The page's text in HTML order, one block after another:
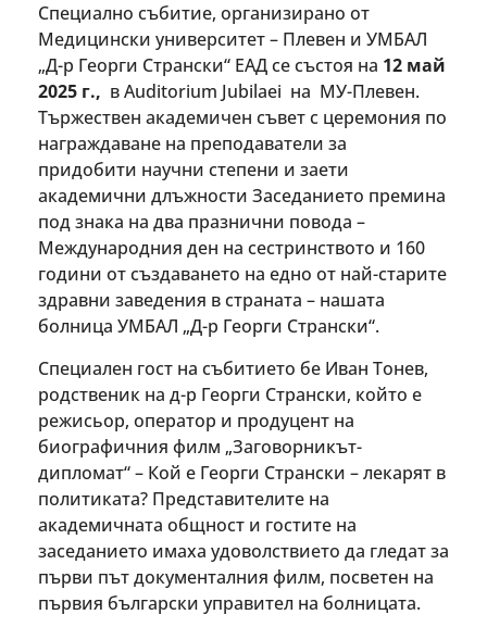
Специално събитие, организирано от
Медицински университет – Плевен и УМБАЛ
„Д-р Георги Странски“ ЕАД се състоя на 12 май
2025 г., в Auditorium Jubilaei на МУ-Плевен.
Тържествен академичен съвет с церемония по
награждаване на преподаватели за
придобити научни степени и заети
академични длъжности Заседанието премина
под знака на два празнични повода –
Международния ден на сестринството и 160
години от създаването на едно от най-старите
здравни заведения в страната – нашата
болница УМБАЛ „Д-р Георги Странски“.
Специален гост на събитието бе Иван Тонев,
родственик на д-р Георги Странски, който е
режисьор, оператор и продуцент на
биографичния филм „Заговорникът-
дипломат“ – Кой е Георги Странски – лекарят в
политиката? Представителите на
академичната общност и гостите на
заседанието имаха удоволствието да гледат за
първи път документалния филм, посветен на
първия български управител на болницата.